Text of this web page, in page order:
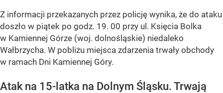
Z informacji przekazanych przez policję wynika, że do ataku
doszło w piątek po godz. 19. 00 przy ul. Księcia Bolka
w Kamiennej Górze (woj. dolnośląskie) niedaleko
Wałbrzycha. W pobliżu miejsca zdarzenia trwały obchody
w ramach Dni Kamiennej Góry.
Atak na 15-latka na Dolnym Śląsku. Trwają